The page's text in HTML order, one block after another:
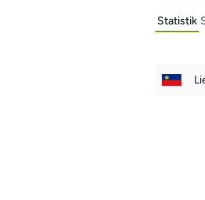
Statistik